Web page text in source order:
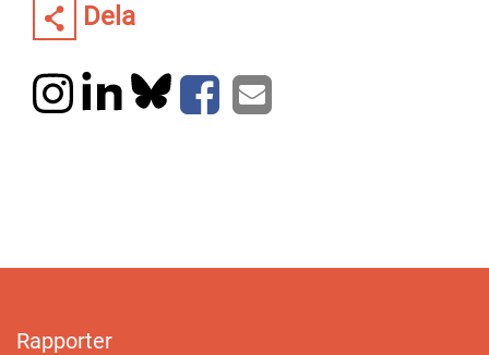
Dela
Rapporter